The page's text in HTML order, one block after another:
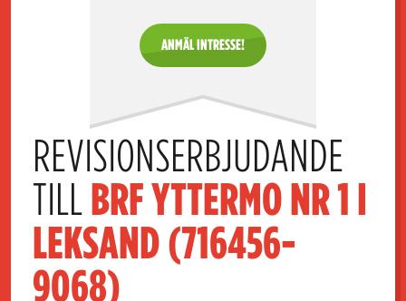
ANMÄL INTRESSE!
REVISIONSERBJUDANDE
TILL BRF YTTERMO NR 1 I
LEKSAND (716456-
9068)